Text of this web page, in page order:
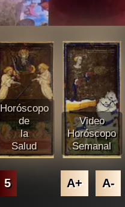
Horóscopo
de
la
Salud
Video
Horóscopo
Semanal
5 A+ A-